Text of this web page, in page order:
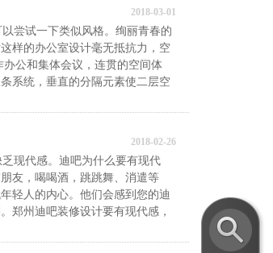
2018-03-01
尝试一下类似风格。绚丽青春的
样的办公室设计毫无抵抗力，空
公和集体会议，连贯的空间体
系统，垂直的分隔元素使二层空
2018-02-26
现代感。迪吧为什么要有现代
友，喝喝酒，跳跳舞、消遣等
轻人的内心。他们会感到您的迪
郑州迪吧装修设计要有现代感，